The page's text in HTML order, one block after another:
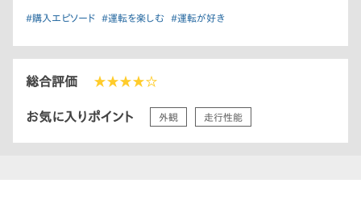
#購入エピソード #運転を楽しむ #運転が好き
総合評価 ★★★★☆
お気に入りポイント 外観 走行性能